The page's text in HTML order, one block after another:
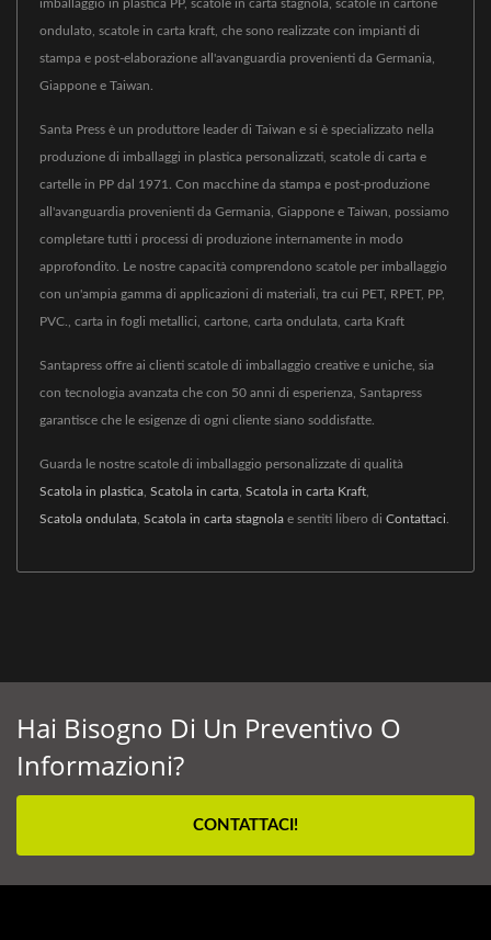
imballaggio in plastica PP, scatole in carta stagnola, scatole in cartone
ondulato, scatole in carta kraft, che sono realizzate con impianti di
stampa e post-elaborazione all'avanguardia provenienti da Germania,
Giappone e Taiwan.
Santa Press è un produttore leader di Taiwan e si è specializzato nella
produzione di imballaggi in plastica personalizzati, scatole di carta e
cartelle in PP dal 1971. Con macchine da stampa e post-produzione
all'avanguardia provenienti da Germania, Giappone e Taiwan, possiamo
completare tutti i processi di produzione internamente in modo
approfondito. Le nostre capacità comprendono scatole per imballaggio
con un'ampia gamma di applicazioni di materiali, tra cui PET, RPET, PP,
PVC., carta in fogli metallici, cartone, carta ondulata, carta Kraft
Santapress offre ai clienti scatole di imballaggio creative e uniche, sia
con tecnologia avanzata che con 50 anni di esperienza, Santapress
garantisce che le esigenze di ogni cliente siano soddisfatte.
Guarda le nostre scatole di imballaggio personalizzate di qualità
Scatola in plastica Scatola in carta Scatola in carta Kraft
Scatola ondulata Scatola in carta stagnola e sentiti libero di Contattaci
Hai Bisogno Di Un Preventivo O
Informazioni?
CONTATTACI!